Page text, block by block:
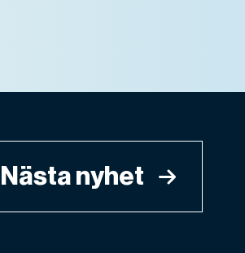
Nästa nyhet